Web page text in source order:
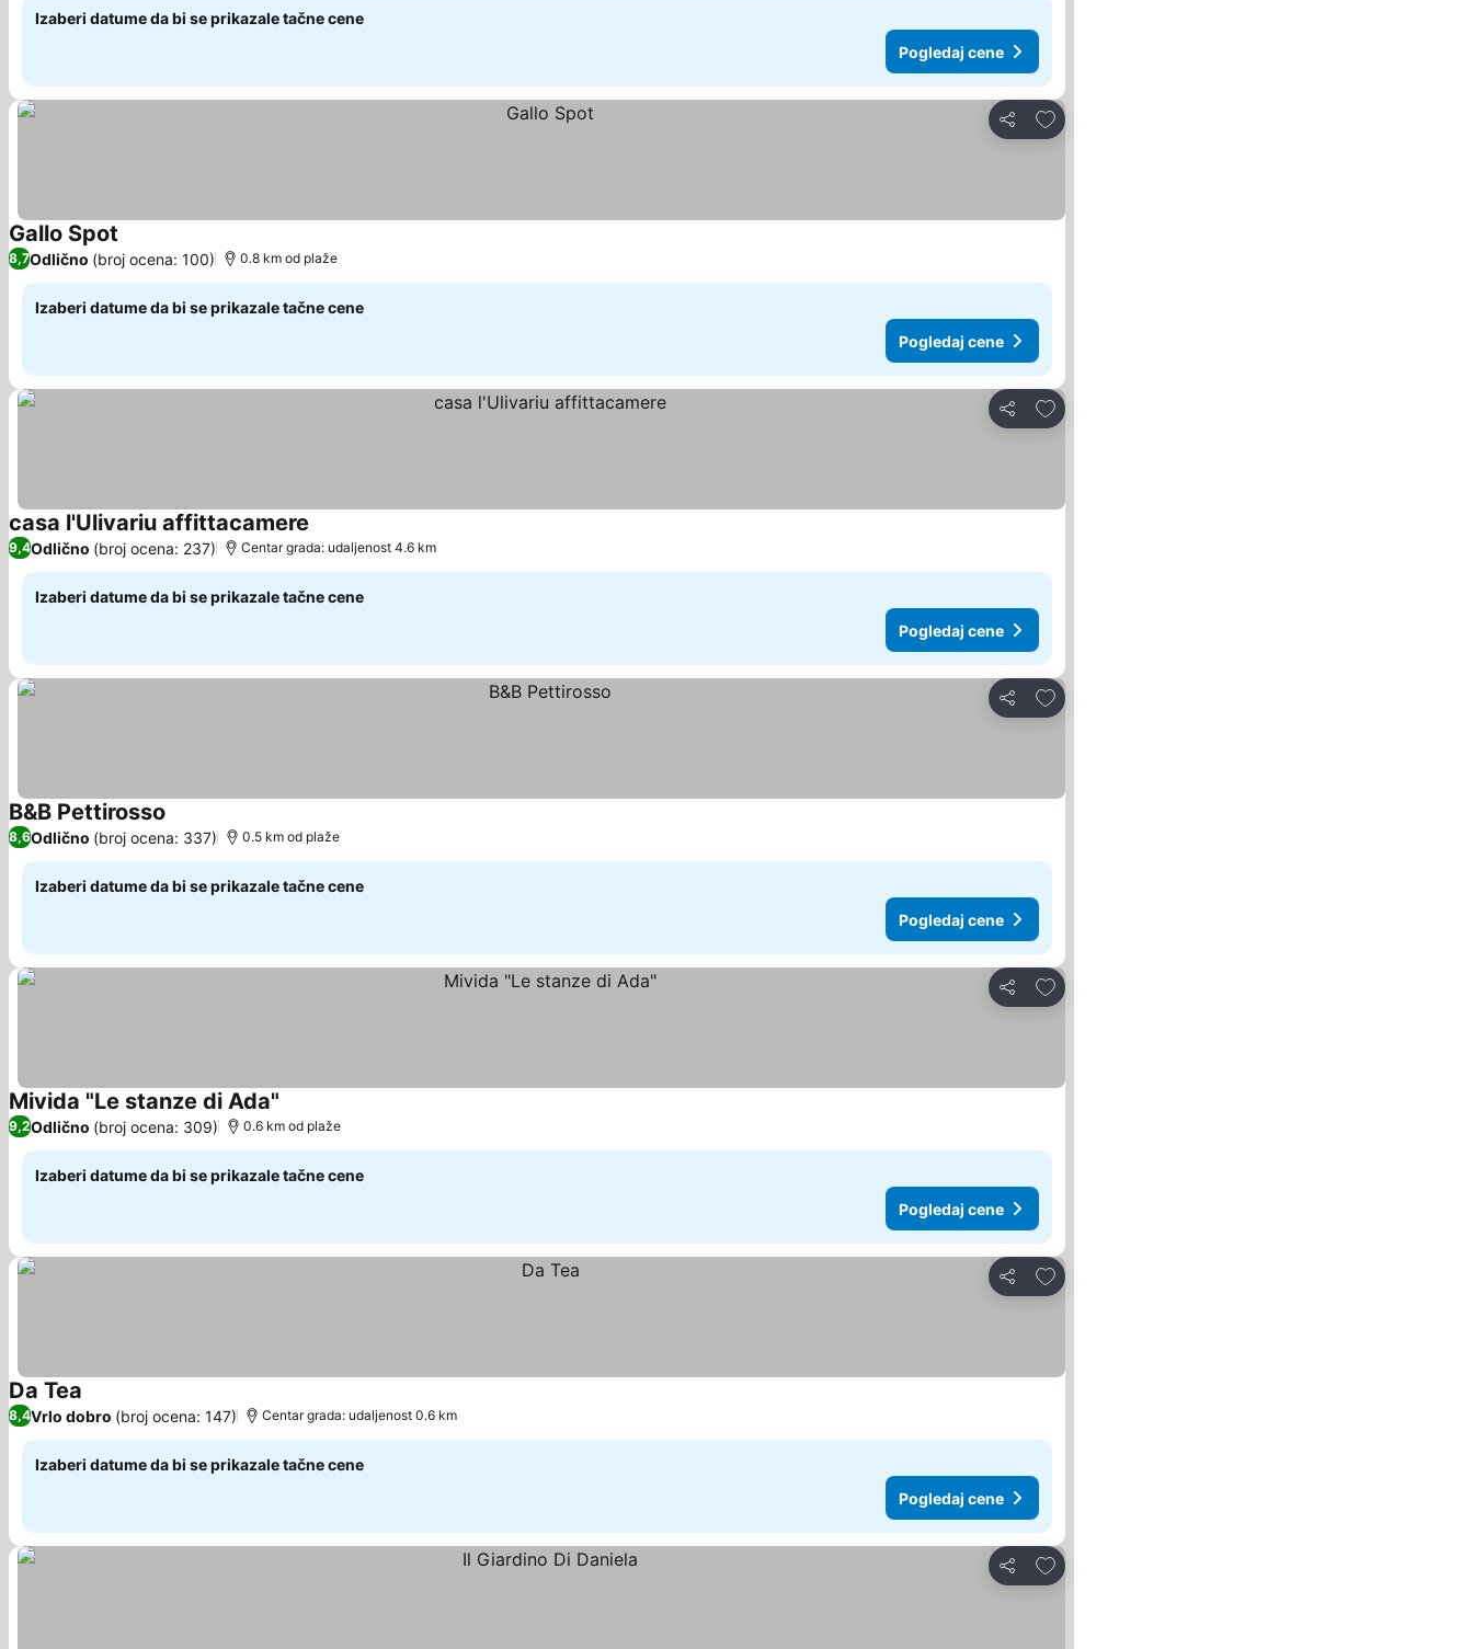
Izaberi datume da bi se prikazale tačne cene
Pogledaj cene
Deli
Dodati u favorite
Gallo Spot
8,7Odlično (broj ocena: 100) 0.8 km od plaže
Izaberi datume da bi se prikazale tačne cene
Pogledaj cene
Deli
Dodati u favorite
casa l'Ulivariu affittacamere
9,4Odlično (broj ocena: 237) Centar grada: udaljenost 4.6 km
Izaberi datume da bi se prikazale tačne cene
Pogledaj cene
Deli
Dodati u favorite
B&B Pettirosso
8,6Odlično (broj ocena: 337) 0.5 km od plaže
Izaberi datume da bi se prikazale tačne cene
Pogledaj cene
Deli
Dodati u favorite
Mivida "Le stanze di Ada"
9,2Odlično (broj ocena: 309) 0.6 km od plaže
Izaberi datume da bi se prikazale tačne cene
Pogledaj cene
Deli
Dodati u favorite
Da Tea
8,4Vrlo dobro (broj ocena: 147) Centar grada: udaljenost 0.6 km
Izaberi datume da bi se prikazale tačne cene
Pogledaj cene
Deli
Dodati u favorite